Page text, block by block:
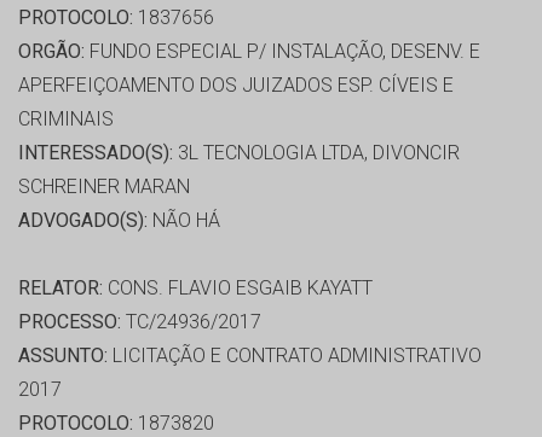
PROTOCOLO: 1837656
ORGÃO: FUNDO ESPECIAL P/ INSTALAÇÃO, DESENV. E
APERFEIÇOAMENTO DOS JUIZADOS ESP. CÍVEIS E
CRIMINAIS
INTERESSADO(S): 3L TECNOLOGIA LTDA, DIVONCIR
SCHREINER MARAN
ADVOGADO(S): NÃO HÁ
RELATOR: CONS. FLAVIO ESGAIB KAYATT
PROCESSO: TC/24936/2017
ASSUNTO: LICITAÇÃO E CONTRATO ADMINISTRATIVO
2017
PROTOCOLO: 1873820